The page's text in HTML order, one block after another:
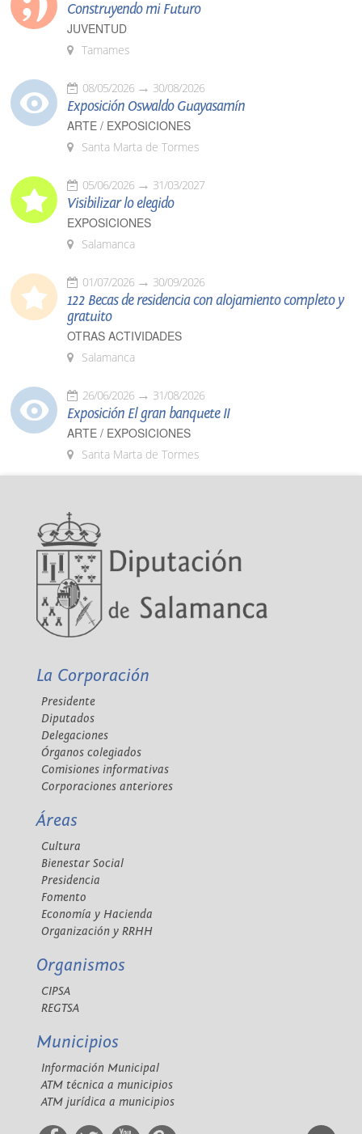
Construyendo mi Futuro
JUVENTUD
Tamames
08/05/2026 30/08/2026
Exposición Oswaldo Guayasamín
ARTE / EXPOSICIONES
Santa Marta de Tormes
05/06/2026 31/03/2027
Visibilizar lo elegido
EXPOSICIONES
Salamanca
01/07/2026 30/09/2026
122 Becas de residencia con alojamiento completo y
gratuito
OTRAS ACTIVIDADES
Salamanca
26/06/2026 31/08/2026
Exposición El gran banquete II
ARTE / EXPOSICIONES
Santa Marta de Tormes
La Corporación
Presidente
Diputados
Delegaciones
Órganos colegiados
Comisiones informativas
Corporaciones anteriores
Áreas
Cultura
Bienestar Social
Presidencia
Fomento
Economía y Hacienda
Organización y RRHH
Organismos
CIPSA
REGTSA
Municipios
Información Municipal
ATM técnica a municipios
ATM jurídica a municipios